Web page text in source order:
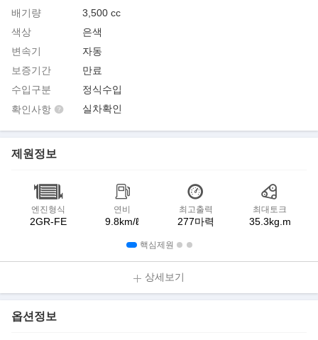
배기량
3,500 cc
색상
은색
변속기
자동
보증기간
만료
수입구분
정식수입
확인사항
실차확인
제원정보
엔진형식
2GR-FE
연비
9.8km/ℓ
최고출력
277마력
최대토크
35.3kg.m
핵심제원
상세보기
옵션정보